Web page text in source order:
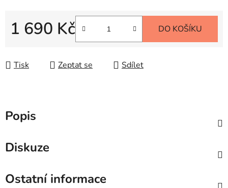
1 690 Kč DO KOŠÍKU
Tisk Zeptat se Sdílet
Popis
Diskuze
Ostatní informace